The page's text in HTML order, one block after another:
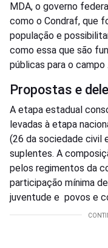
MDA, o governo
como o Condraf, que
população e
como essa que são
públicas para o campo
Propostas e
A etapa estadual
levadas à etapa
(26 da sociedade civil
suplentes. A
pelos regimentos da
participação mínima
juventude e povos e